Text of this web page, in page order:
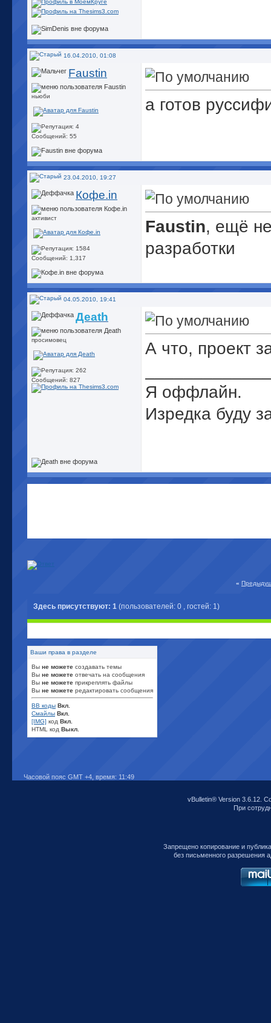
16.04.2010, 01:08
Faustin
ньюби
Сообщений: 55
а готов
23.04.2010, 19:27
Кофе.in
активист
Сообщений: 1,317
Faustin, ещё
разработки
04.05.2010, 19:41
Деаth
просимовец
Сообщений: 827
А что, проект
Я оффлайн.
Изредка буду
«
Здесь присутствуют: 1 (пользователей: 0 , гостей: 1)
Ваши права в разделе
Вы не можете создавать темы
Вы не можете отвечать на сообщения
Вы не можете прикреплять файлы
Вы не можете редактировать сообщения
BB коды Вкл.
Смайлы Вкл.
[IMG] код Вкл.
HTML код Выкл.
Часовой пояс GMT +4, время: 11:49
vBulletin® Version 3.6.12.
При
Запрещено копирование и
без письменного разрешения